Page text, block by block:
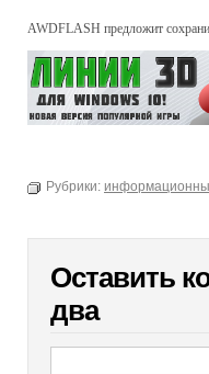
AWDFLASH предложит
Рубрики:
Оставить
два